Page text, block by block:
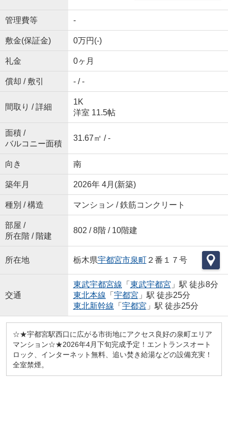
管理費等 -
敷金(保証金) 0万円(-)
礼金 0ヶ月
償却 / 敷引 - / -
間取り / 詳細
1K
洋室 11.5帖
面積 /
バルコニー面積
31.67㎡ / -
向き 南
築年月 2026年 4月(新築)
種別 / 構造 マンション / 鉄筋コンクリート
部屋 /
所在階 / 階建
802 / 8階 / 10階建
所在地 栃木県宇都宮市泉町２番１７号
交通
東武宇都宮線 「 東武宇都宮 」駅 徒歩8分
東北本線 「 宇都宮 」駅 徒歩25分
東北新幹線 「 宇都宮 」駅 徒歩25分
☆★宇都宮駅西口に広がる市街地にアクセス良好の泉町エリア
マンション☆★2026年4月下旬完成予定！エントランスオート
ロック、インターネット無料、追い焚き給湯などの設備充実！
全室禁煙。